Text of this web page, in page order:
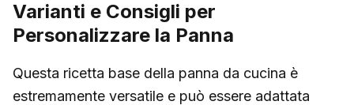
Varianti e Consigli per
Personalizzare la Panna
Questa ricetta base della panna da cucina è
estremamente versatile e può essere adattata